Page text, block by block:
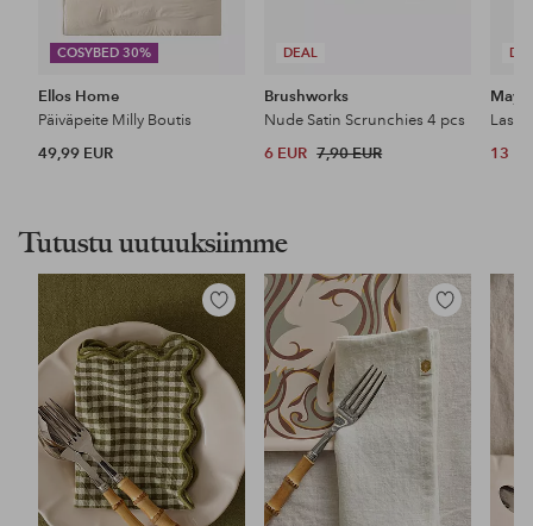
COSYBED 30%
Ellos Home
Päiväpeite Milly Boutis
49,99 EUR
DEAL
Brushworks
Nude Satin Scrunchies 4 pcs
6 EUR 7,90 EUR 13
Tutustu uutuuksiimme
Lisää
suosikkeihin
Lisää
suosikkeihin